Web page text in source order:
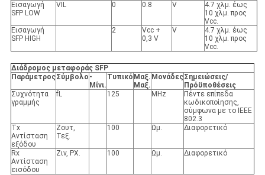
Εισαγωγή
SFP LOW
VIL 0 0.8 V
4.7 χλμ. έως
10 χλμ. προς
Vcc.
Εισαγωγή
SFP HIGH
2
Vcc +
0,3 V
V
4.7 χλμ. έως
10 χλμ. προς
Vcc.
Διάδρομος μεταφοράς SFP
ΠαράμετροςΣύμβολο -
Μίνι.
Τυπικό Μαξ.
Μαξ.
ΜονάδεςΣημειώσεις/
Πρόϋποθέσεις
Συχνότητα
γραμμής
fL 125 MHz
Πέντε επίπεδα
κωδικοποίησης,
σύμφωνα με το IEEE
802.3
Tx
Αντίσταση
εξόδου
Ζουτ,
Τεξ.
100 Ωμ. Διαφορετικό
Rx
Αντίσταση
εισόδου
Ζιν, ΡΧ. 100 Ωμ. Διαφορετικό